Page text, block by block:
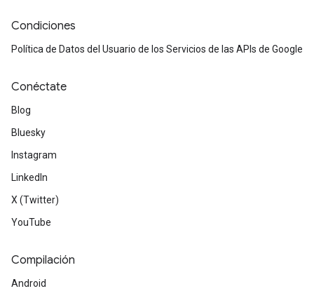
Condiciones
Política de Datos del Usuario de los Servicios de las APIs de Google
Conéctate
Blog
Bluesky
Instagram
LinkedIn
X (Twitter)
YouTube
Compilación
Android